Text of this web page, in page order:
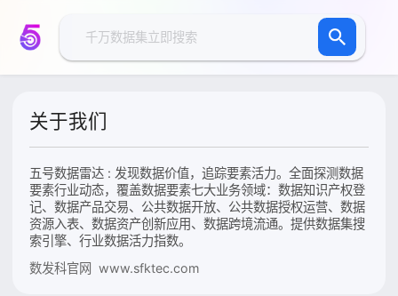
关于我们
五号数据雷达 : 发现数据价值，追踪要素活力。全面探测数据
要素行业动态，覆盖数据要素七大业务领域：数据知识产权登
记、数据产品交易、公共数据开放、公共数据授权运营、数据
资源入表、数据资产创新应用、数据跨境流通。提供数据集搜
索引擎、行业数据活力指数。
数发科官网 www.sfktec.com